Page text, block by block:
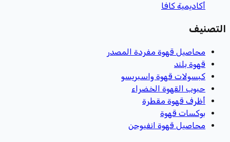
أكاديمية كافا
التصنيف
محاصيل قهوة مفردة المصدر
قهوة بلند
كبسولات قهوة واسبريسو
حبوب القهوة الخضراء
أظرف قهوة مقطرة
بوكسات قهوة
محاصيل قهوة انفيوجن